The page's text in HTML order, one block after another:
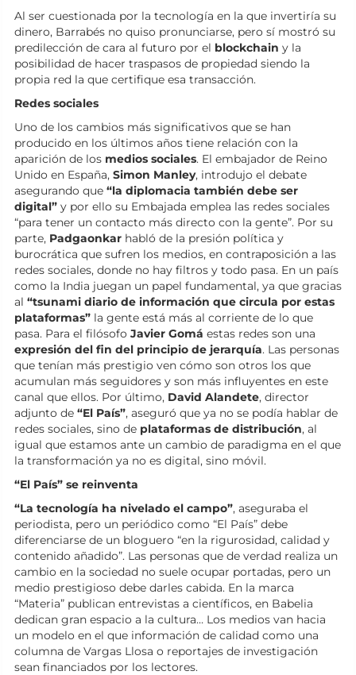
Al ser cuestionada por la tecnología en la que invertiría su
dinero, Barrabés no quiso pronunciarse, pero sí mostró su
predilección de cara al futuro por el blockchain y la
posibilidad de hacer traspasos de propiedad siendo la
propia red la que certifique esa transacción.
Redes sociales
Uno de los cambios más significativos que se han
producido en los últimos años tiene relación con la
aparición de los medios sociales. El embajador de Reino
Unido en España, Simon Manley, introdujo el debate
asegurando que “la diplomacia también debe ser
digital” y por ello su Embajada emplea las redes sociales
“para tener un contacto más directo con la gente”. Por su
parte, Padgaonkar habló de la presión política y
burocrática que sufren los medios, en contraposición a las
redes sociales, donde no hay filtros y todo pasa. En un país
como la India juegan un papel fundamental, ya que gracias
al “tsunami diario de información que circula por estas
plataformas” la gente está más al corriente de lo que
pasa. Para el filósofo Javier Gomá estas redes son una
expresión del fin del principio de jerarquía. Las personas
que tenían más prestigio ven cómo son otros los que
acumulan más seguidores y son más influyentes en este
canal que ellos. Por último, David Alandete, director
adjunto de “El País”, aseguró que ya no se podía hablar de
redes sociales, sino de plataformas de distribución, al
igual que estamos ante un cambio de paradigma en el que
la transformación ya no es digital, sino móvil.
“El País” se reinventa
“La tecnología ha nivelado el campo”, aseguraba el
periodista, pero un periódico como “El País” debe
diferenciarse de un bloguero “en la rigurosidad, calidad y
contenido añadido”. Las personas que de verdad realiza un
cambio en la sociedad no suele ocupar portadas, pero un
medio prestigioso debe darles cabida. En la marca
“Materia” publican entrevistas a científicos, en Babelia
dedican gran espacio a la cultura… Los medios van hacia
un modelo en el que información de calidad como una
columna de Vargas Llosa o reportajes de investigación
sean financiados por los lectores.